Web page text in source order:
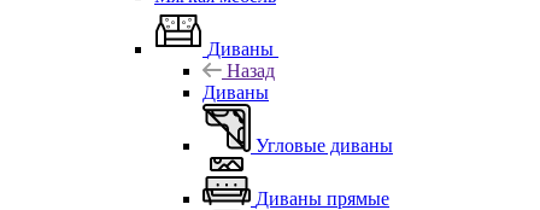
Диваны
Назад
Диваны
Угловые диваны
Диваны прямые